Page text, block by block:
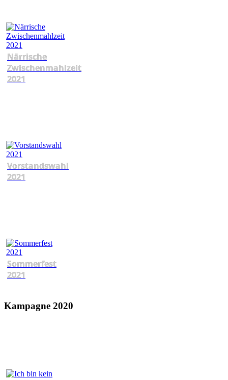
Närrische
Zwischenmahlzeit
2021
Vorstandswahl
2021
Sommerfest
2021
Kampagne 2020